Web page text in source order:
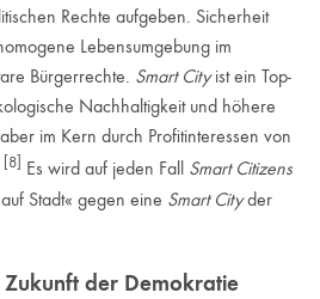
Rechte aufgeben. Sicherheit
Lebensumgebung im
Bürgerrechte. Smart Cityist ein Top-
Nachhaltigkeit und höhere
im Kern durch Profitinteressen von
[8] Es wird auf jeden Fall Smart Citizens
Stadt« gegen eine Smart Cityder
der Demokratie